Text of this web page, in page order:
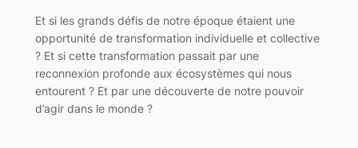
Et si les grands défis de notre époque étaient une
opportunité de transformation individuelle et collective
? Et si cette transformation passait par une
reconnexion profonde aux écosystèmes qui nous
entourent ? Et par une découverte de notre pouvoir
d’agir dans le monde ?